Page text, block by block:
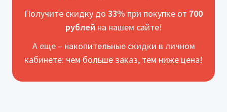
Получите скидку до 33% при покупке от 700
рублей на нашем сайте!
А еще – накопительные скидки в личном
кабинете: чем больше заказ, тем ниже цена!